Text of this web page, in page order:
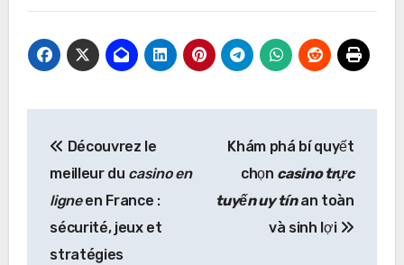
navigation
Découvrez le
meilleur du casino en
ligneen France :
sécurité, jeux et
stratégies
Khám phá bí quyết
chọn casino trực
tuyến uy tínan toàn
và sinh lợi